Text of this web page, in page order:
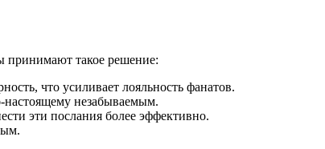
принимают такое решение:
что усиливает лояльность фанатов.
настоящему незабываемым.
эти послания более эффективно.